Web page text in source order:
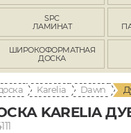
SPC
ЛАМИНАТ
ШИРОКОФОРМАТНАЯ
ДОСКА
Karelia Dawn
KARELIA